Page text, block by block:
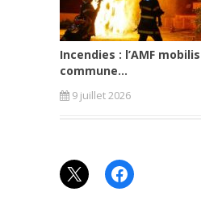
Incendies : l’AMF
commune...
9 juillet 2026
X Facebook